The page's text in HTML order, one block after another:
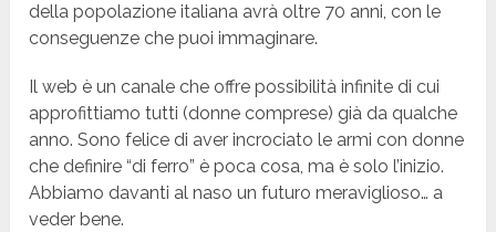
della popolazione italiana avrà oltre 70 anni, con le
conseguenze che puoi immaginare.
Il web è un canale che offre possibilità infinite di cui
approfittiamo tutti (donne comprese) già da qualche
anno. Sono felice di aver incrociato le armi con donne
che definire “di ferro” è poca cosa, ma è solo l’inizio.
Abbiamo davanti al naso un futuro meraviglioso… a
veder bene.